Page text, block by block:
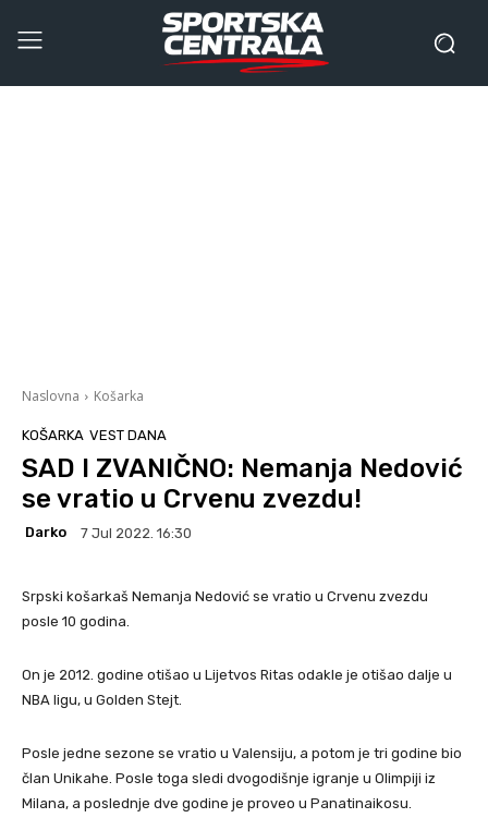
Naslovna Košarka
KOŠARKA VEST DANA
SAD I ZVANIČNO: Nemanja Nedović
se vratio u Crvenu zvezdu!
Darko 7 Jul 2022. 16:30
Srpski košarkaš Nemanja Nedović se vratio u Crvenu zvezdu
posle 10 godina.
On je 2012. godine otišao u Lijetvos Ritas odakle je otišao dalje u
NBA ligu, u Golden Stejt.
Posle jedne sezone se vratio u Valensiju, a potom je tri godine bio
član Unikahe. Posle toga sledi dvogodišnje igranje u Olimpiji iz
Milana, a poslednje dve godine je proveo u Panatinaikosu.